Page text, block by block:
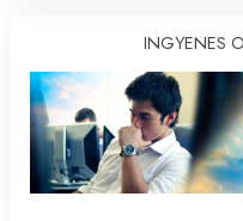
INGYENES